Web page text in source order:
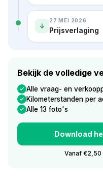
27 MEI 2026
Prijsverlaging
Bekijk de volledige
Alle vraag- en
Kilometerstanden per
Alle 13 foto's
Download
Vanaf €2,50